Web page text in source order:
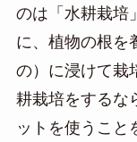
のは「水耕栽培
に、植物の根を
の）に浸けて栽
耕栽培をするな
ットを使うこと